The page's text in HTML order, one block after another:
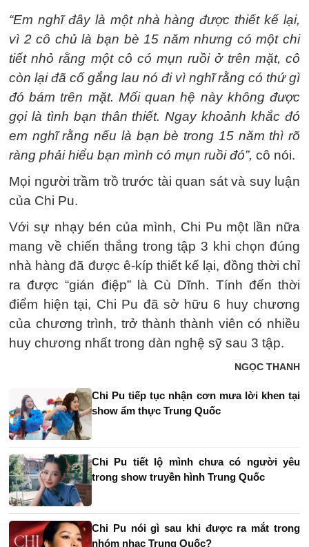
“Em nghĩ đây là một nhà hàng được thiết kế lại,
vì 2 cô chủ là bạn bè 15 năm nhưng có một chi
tiết nhỏ rằng một cô có mụn ruồi ở trên mặt, cô
còn lại đã cố gắng lau nó đi vì nghĩ rằng có thứ gì
đó bám trên mặt. Mối quan hệ này không được
gọi là tình bạn thân thiết. Ngay khoảnh khắc đó
em nghĩ rằng nếu là bạn bè trong 15 năm thì rõ
ràng phải hiểu bạn mình có mụn ruồi đó”, cô nói.
Mọi người trầm trồ trước tài quan sát và suy luận
của Chi Pu.
Với sự nhạy bén của mình, Chi Pu một lần nữa
mang về chiến thắng trong tập 3 khi chọn đúng
nhà hàng đã được ê-kíp thiết kế lại, đồng thời chỉ
ra được “gián điệp” là Cù Dĩnh. Tính đến thời
điểm hiện tại, Chi Pu đã sở hữu 6 huy chương
của chương trình, trở thành thành viên có nhiều
huy chương nhất trong dàn nghệ sỹ sau 3 tập.
NGỌC THANH
Chi Pu tiếp tục nhận cơn mưa lời khen tại
show ẩm thực Trung Quốc
Chi Pu tiết lộ mình chưa có người yêu
trong show truyền hình Trung Quốc
Chi Pu nói gì sau khi được ra mắt trong
nhóm nhạc Trung Quốc?